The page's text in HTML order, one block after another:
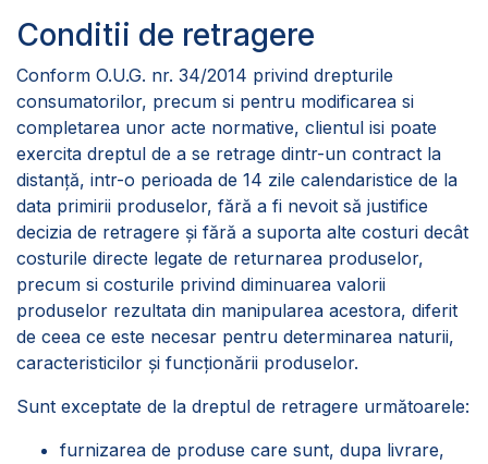
Conditii de retragere
Conform O.U.G. nr. 34/2014 privind drepturile
consumatorilor, precum si pentru modificarea si
completarea unor acte normative, clientul isi poate
exercita dreptul de a se retrage dintr-un contract la
distanţă, intr-o perioada de 14 zile calendaristice de la
data primirii produselor, fără a fi nevoit să justifice
decizia de retragere şi fără a suporta alte costuri decât
costurile directe legate de returnarea produselor,
precum si costurile privind diminuarea valorii
produselor rezultata din manipularea acestora, diferit
de ceea ce este necesar pentru determinarea naturii,
caracteristicilor şi funcţionării produselor.
Sunt exceptate de la dreptul de retragere următoarele:
furnizarea de produse care sunt, dupa livrare,